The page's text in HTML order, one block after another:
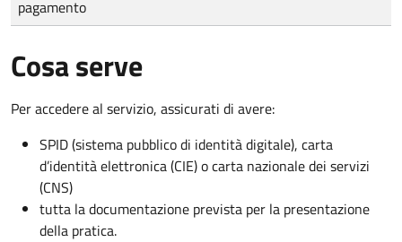
pagamento
Cosa serve
Per accedere al servizio, assicurati di avere:
SPID (sistema pubblico di identità digitale), carta
d’identità elettronica (CIE) o carta nazionale dei servizi
(CNS)
tutta la documentazione prevista per la presentazione
della pratica.